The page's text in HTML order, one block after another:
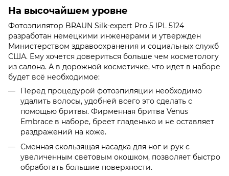
На высочайшем уровне
Фотоэпилятор BRAUN Silk-expert Pro 5 IPL 5124
разработан немецкими инженерами и утвержден
Министерством здравоохранения и социальных служб
США. Ему хочется довериться больше чем косметологу
из салона. А в дорожной косметичке, что идет в наборе
будет всё необходимое:
Перед процедурой фотоэпиляции необходимо
удалить волосы, удобней всего это сделать с
помощью бритвы. Фирменная бритва Venus
Embrace в наборе, бреет гладенько и не оставляет
раздражений на коже.
Сменная скользящая насадка для ног и рук с
увеличенным световым окошком, позволяет быстро
обработать большие поверхности.